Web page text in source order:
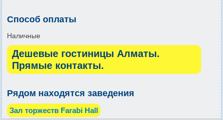
Способ оплаты
Наличные
Дешевые гостиницы Алматы.
Прямые контакты.
Рядом находятся заведения
Зал торжеств Farabi Hall